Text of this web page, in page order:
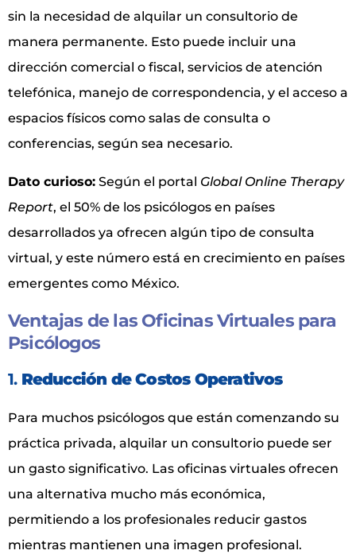
sin la necesidad de alquilar un consultorio de
manera permanente. Esto puede incluir una
dirección comercial o fiscal, servicios de atención
telefónica, manejo de correspondencia, y el acceso a
espacios físicos como salas de consulta o
conferencias, según sea necesario.
Dato curioso: Según el portal Global Online Therapy
Report, el 50% de los psicólogos en países
desarrollados ya ofrecen algún tipo de consulta
virtual, y este número está en crecimiento en países
emergentes como México.
Ventajas de las Oficinas Virtuales para
Psicólogos
1. Reducción de Costos Operativos
Para muchos psicólogos que están comenzando su
práctica privada, alquilar un consultorio puede ser
un gasto significativo. Las oficinas virtuales ofrecen
una alternativa mucho más económica,
permitiendo a los profesionales reducir gastos
mientras mantienen una imagen profesional.